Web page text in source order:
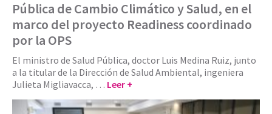
Pública de Cambio Climático y Salud, en el
marco del proyecto Readiness coordinado
por la OPS
El ministro de Salud Pública, doctor Luis Medina Ruiz, junto
a la titular de la Dirección de Salud Ambiental, ingeniera
Julieta Migliavacca, … Leer +